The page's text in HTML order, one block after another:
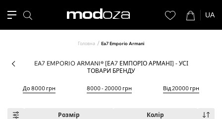
UA
Головна Ea7 Emporio Armani
EA7 EMPORIO ARMANI® [ЕА7 ЕМПОРІО АРМАНІ] - УСІ
ТОВАРИ БРЕНДУ
До 8000 грн 8000 - 20000 грн Від 20000 грн
Розмір Колір